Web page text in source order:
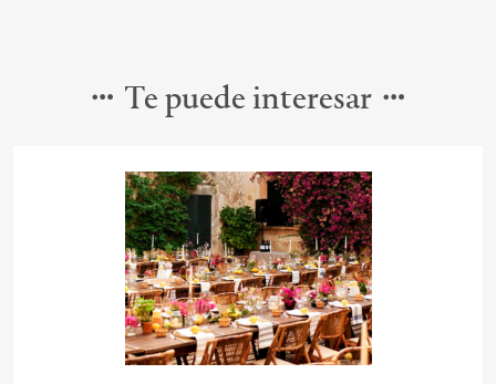
Te puede interesar